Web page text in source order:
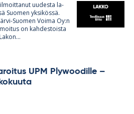
uu­desta la­
Suo­men yk­si­kössä.
Suo­men Voima Oy:n
on kah­des­toista
UPM Plywoo­dille –